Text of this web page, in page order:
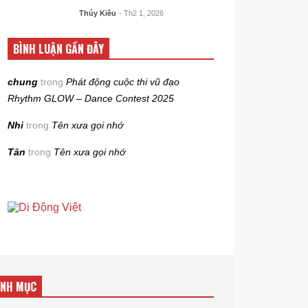
Thúy Kiều - Th2 1, 2026
BÌNH LUẬN GẦN ĐÂY
chung trongPhát động cuộc thi vũ đạo
Rhythm GLOW – Dance Contest 2025
Nhi trong Tên xưa gọi nhớ
Tân trong Tên xưa gọi nhớ
MỤC